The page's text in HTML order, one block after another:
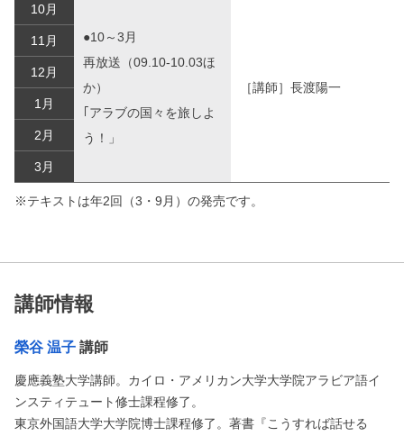
10月
●10～3月
再放送（09.10-10.03ほ
か）
｢アラブの国々を旅しよ
う！」
［講師］長渡陽一
11月
12月
1月
2月
3月
※テキストは年2回（3・9月）の発売です。
講師情報
榮谷 温子 講師
慶應義塾大学講師。カイロ・アメリカン大学大学院アラビア語イ
ンスティテュート修士課程修了。
東京外国語大学大学院博士課程修了。著書『こうすれば話せる